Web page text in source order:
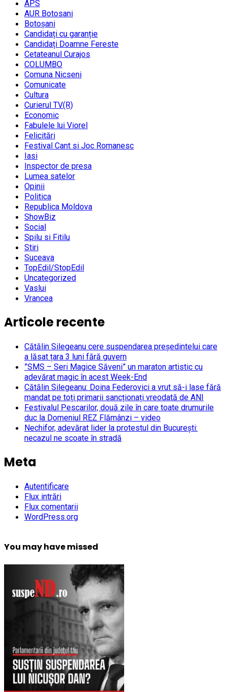
APS
AUR Botosani
Botoșani
Candidați cu garanție
Candidați Doamne Fereste
Cetateanul Curajos
COLUMBO
Comuna Nicseni
Comunicate
Cultura
Curierul TV(R)
Economic
Fabulele lui Viorel
Felicitări
Festival Cant si Joc Romanesc
Iasi
Inspector de presa
Lumea satelor
Opinii
Politica
Republica Moldova
ShowBiz
Social
Spilu si Fitilu
Stiri
Suceava
TopEdil/StopEdil
Uncategorized
Vaslui
Vrancea
Articole recente
Cătălin Silegeanu cere suspendarea președintelui care
a lăsat țara 3 luni fără guvern
”SMS – Seri Magice Săveni” un maraton artistic cu
adevărat magic în acest Week-End
Cătălin Silegeanu: Doina Federovici a vrut să-i lase fără
mandat pe toți primarii sancționați vreodată de ANI
Festivalul Pescarilor, două zile în care toate drumurile
duc la Domeniul REZ Flămânzi – video
Nechifor, adevărat lider la protestul din București:
necazul ne scoate în stradă
Meta
Autentificare
Flux intrări
Flux comentarii
WordPress.org
You may have missed